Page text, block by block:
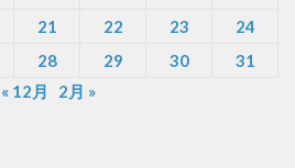
21 22 23
24
28 29 30
31
« 12月
2月 »